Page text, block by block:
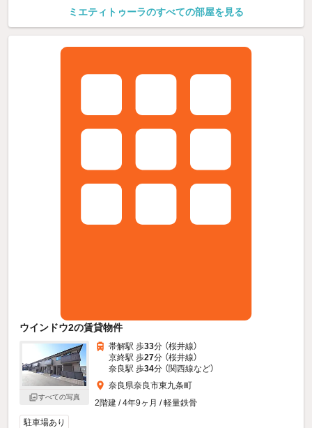
ミエティトゥーラのすべての部屋を見る
ウインドウ2の賃貸物件
すべての写真
帯解駅 歩33分 （桜井線）
京終駅 歩27分 （桜井線）
奈良駅 歩34分 （関西線など）
奈良県奈良市東九条町
2階建 / 4年9ヶ月 / 軽量鉄骨
駐車場あり